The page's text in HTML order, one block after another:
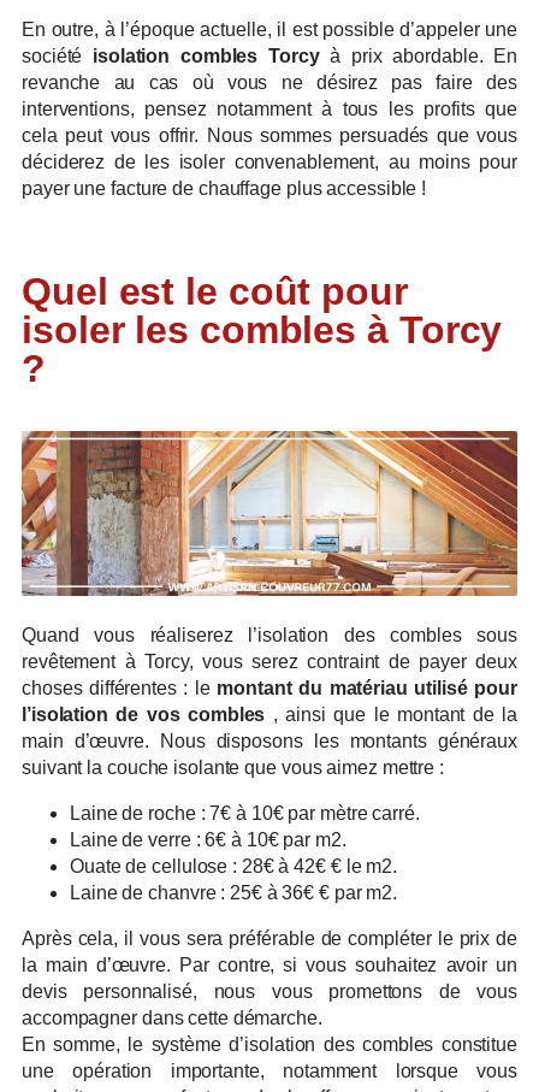
En outre, à l’époque actuelle, il est possible d’appeler une
société isolation combles Torcyà prix abordable. En
revanche au cas où vous ne désirez pas faire des
interventions, pensez notamment à tous les profits que
cela peut vous offrir. Nous sommes persuadés que vous
déciderez de les isoler convenablement, au moins pour
payer une facture de chauffage plus accessible !
Quel est le coût pour
isoler les combles à Torcy
?
Quand vous réaliserez l’isolation des combles sous
revêtement à Torcy, vous serez contraint de payer deux
choses différentes : le montant du matériau utilisé pour
l’isolation de vos combles , ainsi que le montant de la
main d’œuvre. Nous disposons les montants généraux
suivant la couche isolante que vous aimez mettre :
Laine de roche : 7€ à 10€ par mètre carré.
Laine de verre : 6€ à 10€ par m2.
Ouate de cellulose : 28€ à 42€ € le m2.
Laine de chanvre : 25€ à 36€ € par m2.
Après cela, il vous sera préférable de compléter le prix de
la main d’œuvre. Par contre, si vous souhaitez avoir un
devis personnalisé, nous vous promettons de vous
accompagner dans cette démarche.
En somme, le système d’isolation des combles constitue
une opération importante, notamment lorsque vous